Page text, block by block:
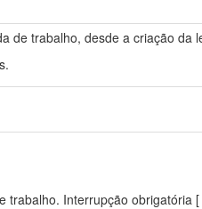
de trabalho, desde a criação
trabalho. Interrupção obrigatória [